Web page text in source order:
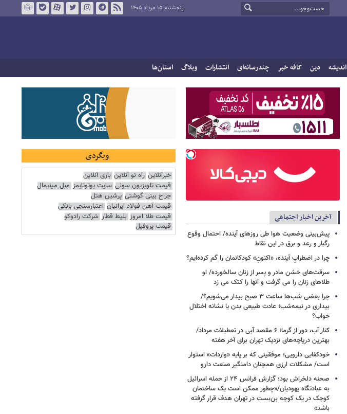
پنجشنبه ۱۵ مرداد ۱۴۰۵
اندیشه دین کافه خبر چندرسانه‌ای انتشارات وبلاگ استان‌ها
آخرین اخبار اجتماعی
پیش‌بینی وضعیت هوا طی روزهای آینده/ احتمال وقوع
رگبار و رعد و برق در این نقاط
چرا در اضطرابِ آینده، «اکنونِ» کودکانمان را گم کرده‌ایم؟
سرقت‌های خشن مادر و پسر از زنان سالخورده/ او
طلاهای زنان را می گرفت و آنها را کتک می زد
چرا بعضی شب‌ها ساعت ۳ صبح بیدار می‌شویم؟/
بیداری در نیمه‌شب؛ عادت طبیعی بدن یا نشانه اختلال
خواب؟
کنار آب، دور از گرما؛ ۶ مقصد آبی در تعطیلات مرداد/
بهترین دریاچه‌های نزدیک تهران برای آخر هفته
خودکفایی دارویی؛ موفقیتی که بر پایه‌ «واردات» استوار
است/ مشکلات ارزی همچنان دامنگیر صنعت دارو
صحنه دلخراش بود؛ گزارش فرانس ۲۴ از حمله اسرائیل
به عبادتگاه یهودیان/«چطور ممکن است یک ساختمان
کوچک در یک کوچه بن‌بست در تهران هدف قرار گرفته
باشد»
وبگردی
خبرآنلاین راه نو آنلاین بازی آنلاین
قیمت تلویزیون سونی سایت یوتوتایمز مبل مینیمال
جراح بینی گوشتی پرشین هتل
قیمت آهن فولاد ایرانیان اعتبارسنجی بانکی
قیمت طلا امروز بلیط قطار شرکت رادوکو
قیمت پروفیل